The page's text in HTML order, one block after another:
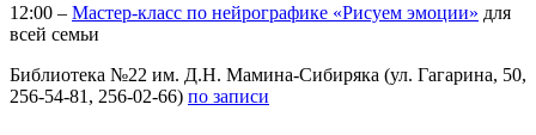
12:00 – Мастер-класс по нейрографике «Рисуем эмоции» для
всей семьи
Библиотека №22 им. Д.Н. Мамина-Сибиряка (ул. Гагарина, 50,
256-54-81, 256-02-66) по записи